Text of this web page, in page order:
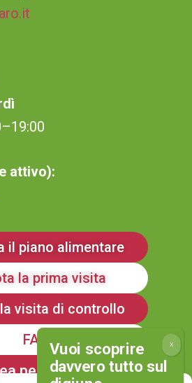
attivo):
il piano alimentare
la prima visita
visita di controllo
FAQ
personale